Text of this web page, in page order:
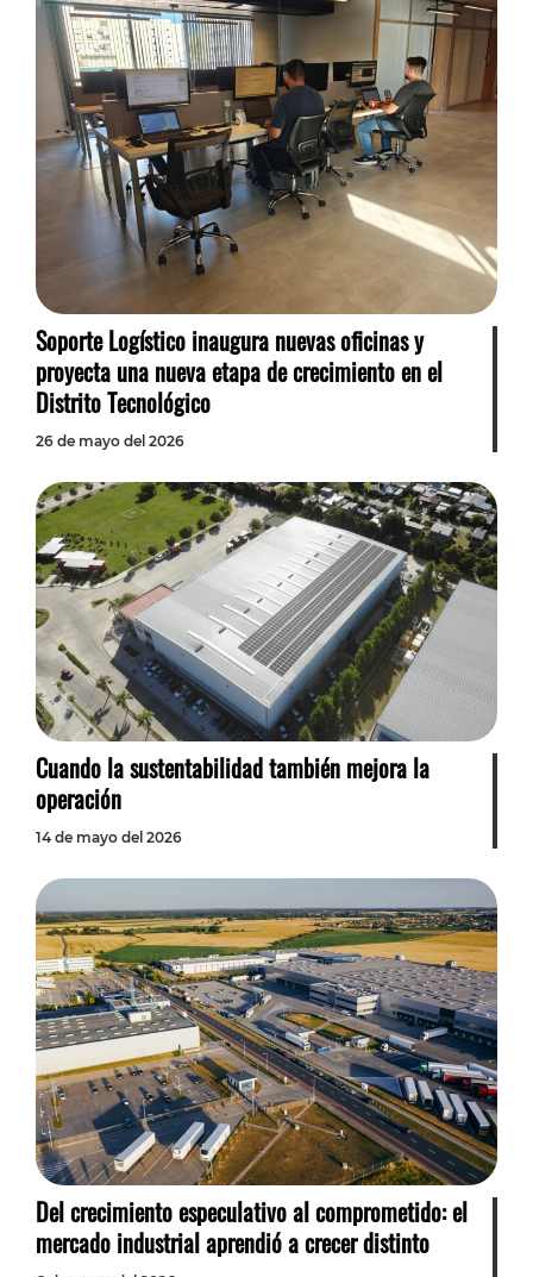
Soporte Logístico inaugura nuevas oficinas y
proyecta una nueva etapa de crecimiento en el
Distrito Tecnológico
26 de mayo del 2026
Cuando la sustentabilidad también mejora la
operación
14 de mayo del 2026
Del crecimiento especulativo al comprometido: el
mercado industrial aprendió a crecer distinto